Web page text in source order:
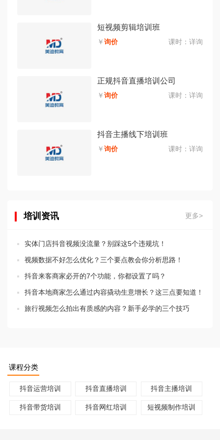
短视频剪辑培训班
￥询价 课时： 详询
正规抖音直播培训公司
￥询价 课时： 详询
抖音主播线下培训班
￥询价 课时： 详询
培训资讯 更多>
实体门店抖音视频没流量？别踩这5个违规坑！
视频数据不好怎么优化？三个要点教会你分析思路！
抖音来客商家必开的7个功能，你都设置了吗？
抖音本地商家怎么通过内容撬动生意增长？这三点要知道！
旅行视频怎么拍出有质感的内容？新手必学的三个技巧
课程分类
抖音运营培训 抖音直播培训 抖音主播培训
抖音带货培训 抖音网红培训 短视频制作培训